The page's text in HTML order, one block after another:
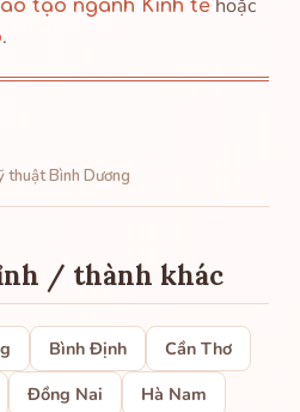
tạo ngành Kinh tế hoặc
.
thuật Bình Dương
/ thành khác
Bình Định
Cần Thơ
Đồng Nai
Hà Nam